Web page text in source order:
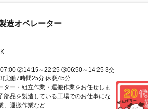
造オペレーター
②14:15～22:25 ③06:50～14:25 3交
実働7時間25分 休憩45分...
ー・組立作業・運搬作業をお任せしま
部品を製造している工場でのお仕事にな
、運搬作業など...